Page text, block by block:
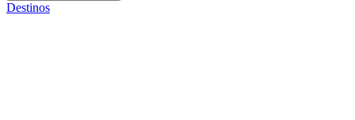
Destinos